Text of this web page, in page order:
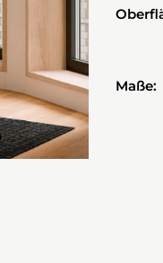
Maße: